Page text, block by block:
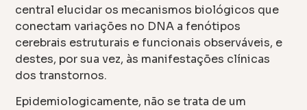
central elucidar os mecanismos biológicos que
conectam variações no DNA a fenótipos
cerebrais estruturais e funcionais observáveis, e
destes, por sua vez, às manifestações clínicas
dos transtornos.
Epidemiologicamente, não se trata de um